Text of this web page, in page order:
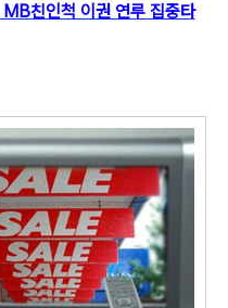
친인척 이권 연루 집중타